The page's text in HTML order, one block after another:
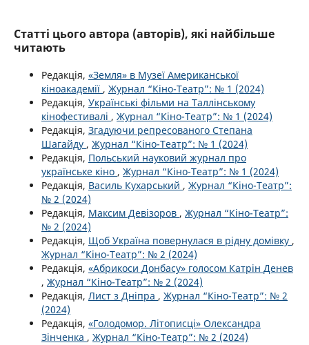
Статті цього автора (авторів), які найбільше
читають
Редакція, «Земля» в Музеї Американської
кіноакадемії , Журнал “Кіно-Театр”: № 1 (2024)
Редакція, Українські фільми на Таллінському
кінофестивалі , Журнал “Кіно-Театр”: № 1 (2024)
Редакція, Згадуючи репресованого Степана
Шагайду , Журнал “Кіно-Театр”: № 1 (2024)
Редакція, Польський науковий журнал про
українське кіно , Журнал “Кіно-Театр”: № 1 (2024)
Редакція, Василь Кухарський , Журнал “Кіно-Театр”:
№ 2 (2024)
Редакція, Максим Девізоров , Журнал “Кіно-Театр”:
№ 2 (2024)
Редакція, Щоб Україна повернулася в рідну домівку ,
Журнал “Кіно-Театр”: № 2 (2024)
Редакція, «Абрикоси Донбасу» голосом Катрін Денев
, Журнал “Кіно-Театр”: № 2 (2024)
Редакція, Лист з Дніпра , Журнал “Кіно-Театр”: № 2
(2024)
Редакція, «Голодомор. Літописці» Олександра
Зінченка , Журнал “Кіно-Театр”: № 2 (2024)